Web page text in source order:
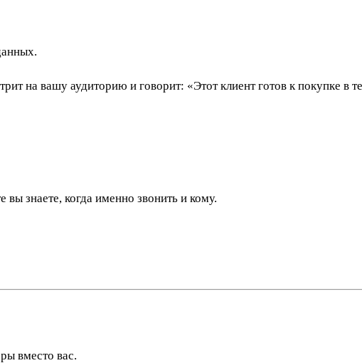
на вашу аудиторию и говорит: «Этот клиент готов к покупке в
знаете, когда именно звонить и кому.
вместо вас.